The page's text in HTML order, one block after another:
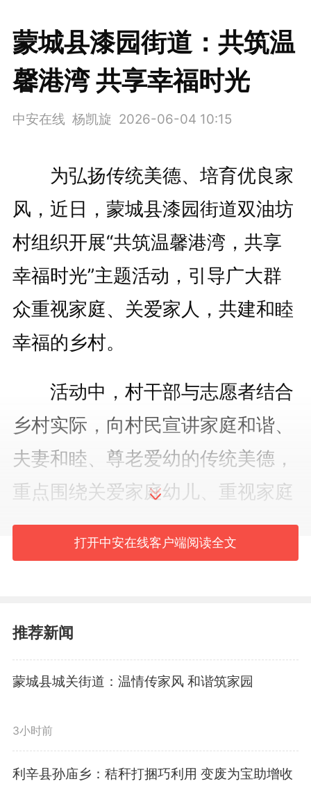
蒙城县漆园街道：共筑温
馨港湾 共享幸福时光
中安在线 杨凯旋 2026-06-04 10:15
为弘扬传统美德、培育优良家
风，近日，蒙城县漆园街道双油坊
村组织开展“共筑温馨港湾，共享
幸福时光”主题活动，引导广大群
众重视家庭、关爱家人，共建和睦
幸福的乡村。
活动中，村干部与志愿者结合
乡村实际，向村民宣讲家庭和谐、
夫妻和睦、尊老爱幼的传统美德，
重点围绕关爱家庭幼儿、重视家庭
教育、化解家庭矛盾等内容开展宣
传引导，用贴近生活的案例、朴实
意义。现场村民积极交流互动，分
享家庭相处心得，进一步强化了对
家庭责任、家风建设的认知。
此次活动有效提升了群众对家
风建设的重视程度，引导大家自觉
打开中安在线客户端阅读全文
推荐新闻
蒙城县城关街道：温情传家风 和谐筑家园
3小时前
利辛县孙庙乡：秸秆打捆巧利用 变废为宝助增收